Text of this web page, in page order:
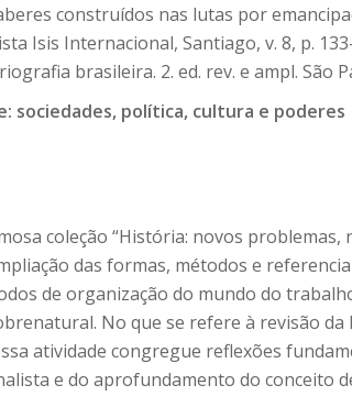
construídos nas lutas por
Isis Internacional, Santiago, v. 8, p.
brasileira. 2. ed. rev. e ampl. São
sociedades, política, cultura e poderes
coleção “História: novos
das formas, métodos e
de organização do mundo do
No que se refere à revisão
atividade congregue reflexões
e do aprofundamento do conceito